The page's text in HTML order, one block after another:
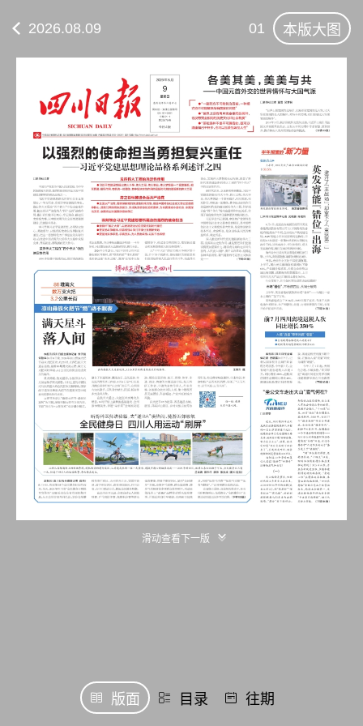
2026.08.09 01 本版大图
滑动查看下一版
版面 目录 往期